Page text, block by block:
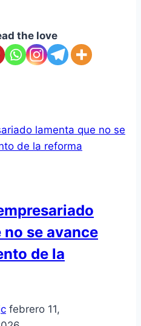
the love
se avance
de la
febrero 11,